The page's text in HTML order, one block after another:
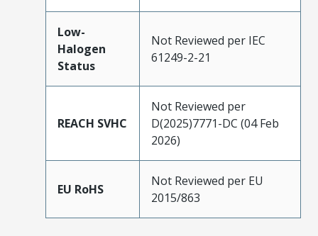
Low-
Halogen
Status
Not Reviewed per IEC
61249-2-21
REACH SVHC
Not Reviewed per
D(2025)7771-DC (04 Feb
2026)
EU RoHS
Not Reviewed per EU
2015/863